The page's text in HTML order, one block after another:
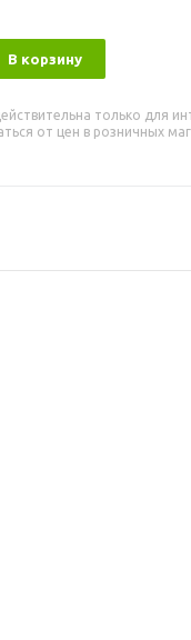
В корзину
только для
от цен в розничных